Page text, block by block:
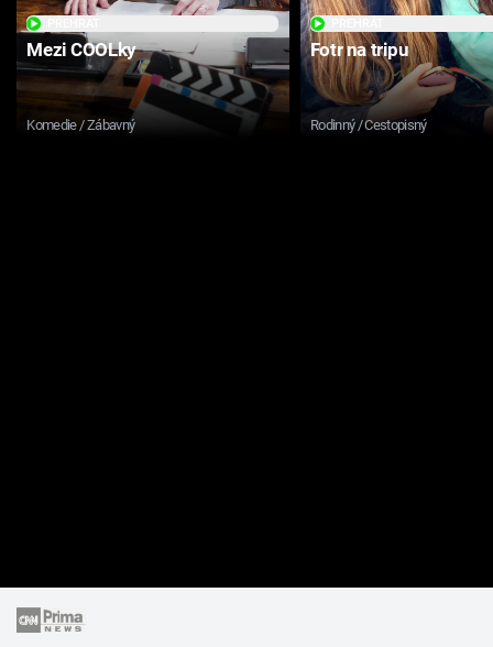
Mezi COOLky
Komedie / Zábavný
Fotr na tripu
Rodinný / Cestopisný